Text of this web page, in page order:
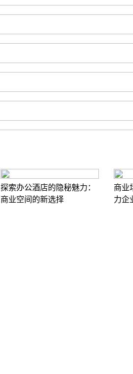
探索办公酒店的隐秘魅力：
商业空间的新选择
商业
力企